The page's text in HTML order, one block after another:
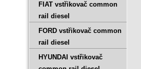
FIAT vstřikovač common
rail diesel
FORD vstřikovač common
rail diesel
HYUNDAI vstřikovač